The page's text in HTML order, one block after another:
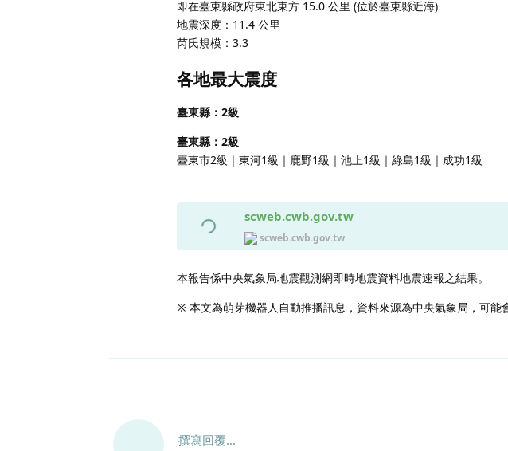
即在臺東縣政府東北東方 15.0 公里 (位於臺東縣近海)
地震深度：11.4 公里
芮氏規模：3.3
各地最大震度
臺東縣：2級
臺東縣：2級
臺東市2級｜東河1級｜鹿野1級｜池上1級｜綠島1級｜成功1級
scweb.cwb.gov.tw
scweb.cwb.gov.tw
本報告係中央氣象局地震觀測網即時地震資料地震速報之結果。
※ 本文為萌芽機器人自動推播訊息，資料來源為中央氣象局，可能
撰寫回覆...